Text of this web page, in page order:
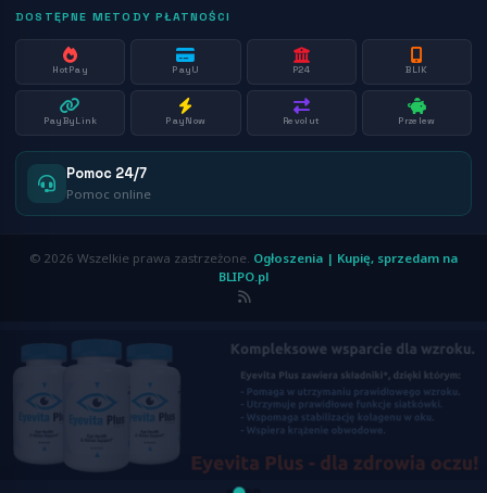
DOSTĘPNE METODY PŁATNOŚCI
HotPay PayU P24 BLIK
PayByLink PayNow Revolut Przelew
Pomoc 24/7
Pomoc online
© 2026 Wszelkie prawa zastrzeżone. Ogłoszenia | Kupię, sprzedam na
BLIPO.pl